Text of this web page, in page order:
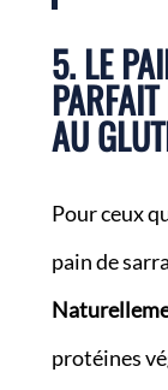
5. LE
AU
Pour ceux
pain de
protéines